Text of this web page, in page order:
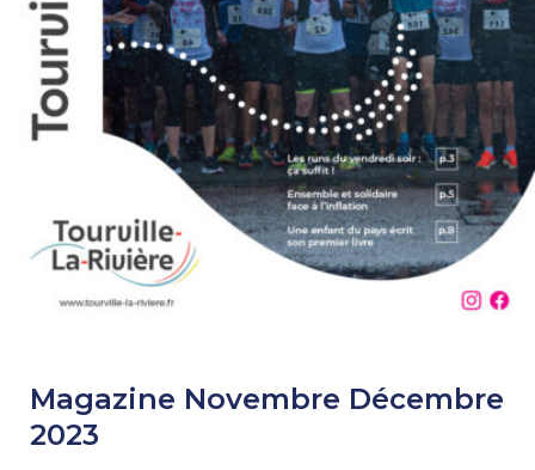
Magazine Novembre Décembre
2023